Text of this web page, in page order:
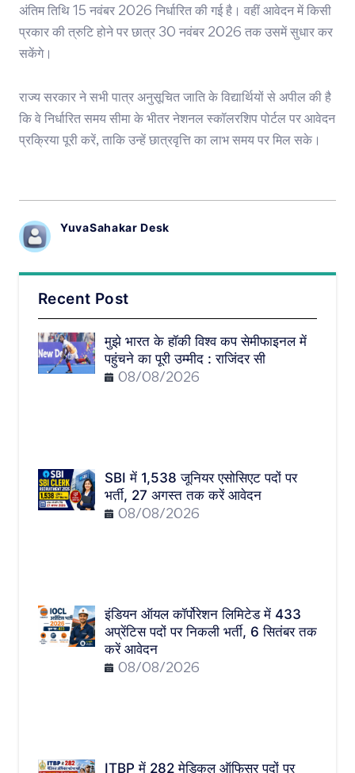
अंतिम तिथि 15 नवंबर 2026 निर्धारित की गई है। वहीं आवेदन में किसी
प्रकार की त्रुटि होने पर छात्र 30 नवंबर 2026 तक उसमें सुधार कर
सकेंगे।
राज्य सरकार ने सभी पात्र अनुसूचित जाति के विद्यार्थियों से अपील की है
कि वे निर्धारित समय सीमा के भीतर नेशनल स्कॉलरशिप पोर्टल पर आवेदन
प्रक्रिया पूरी करें, ताकि उन्हें छात्रवृत्ति का लाभ समय पर मिल सके।
YuvaSahakar Desk
Recent Post
मुझे भारत के हॉकी विश्व कप सेमीफाइनल में
पहुंचने का पूरी उम्मीद : राजिंदर सी
08/08/2026
SBI में 1,538 जूनियर एसोसिएट पदों पर
भर्ती, 27 अगस्त तक करें आवेदन
08/08/2026
इंडियन ऑयल कॉर्पोरेशन लिमिटेड में 433
अप्रेंटिस पदों पर निकली भर्ती, 6 सितंबर तक
करें आवेदन
08/08/2026
ITBP में 282 मेडिकल ऑफिसर पदों पर